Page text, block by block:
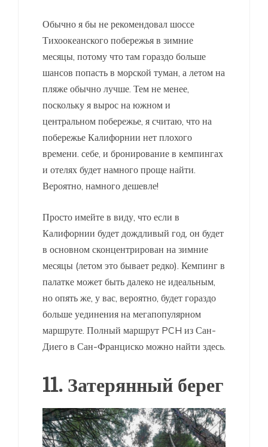
Обычно я бы не рекомендовал шоссе
Тихоокеанского побережья в зимние
месяцы, потому что там гораздо больше
шансов попасть в морской туман, а летом на
пляже обычно лучше. Тем не менее,
поскольку я вырос на южном и
центральном побережье, я считаю, что на
побережье Калифорнии нет плохого
времени. себе, и бронирование в кемпингах
и отелях будет намного проще найти.
Вероятно, намного дешевле!
Просто имейте в виду, что если в
Калифорнии будет дождливый год, он будет
в основном сконцентрирован на зимние
месяцы (летом это бывает редко). Кемпинг в
палатке может быть далеко не идеальным,
но опять же, у вас, вероятно, будет гораздо
больше уединения на мегапопулярном
маршруте. Полный маршрут PCH из Сан-
Диего в Сан-Франциско можно найти здесь.
11. Затерянный берег